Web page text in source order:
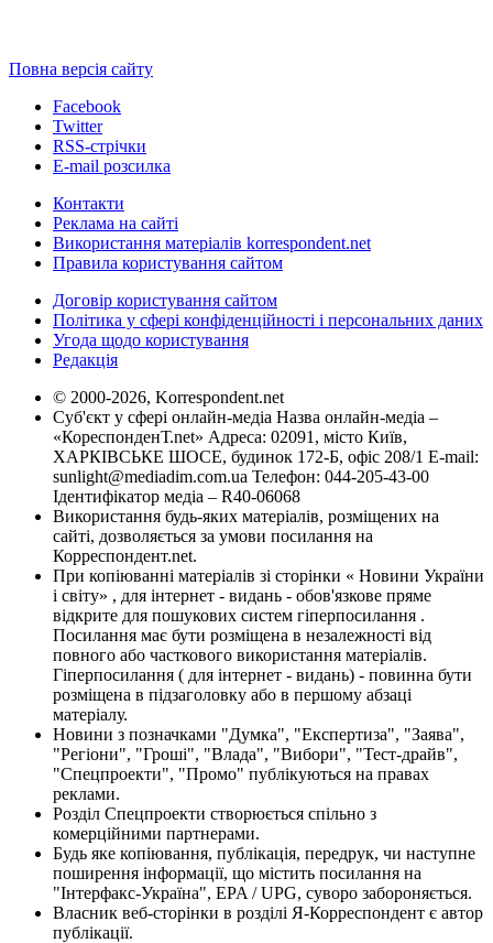
Повна версія сайту
Facebook
Twitter
RSS-стрічки
E-mail розсилка
Контакти
Реклама на сайті
Використання матеріалів korrespondent.net
Правила користування сайтом
Договір користування сайтом
Політика у сфері конфіденційності і персональних даних
Угода щодо користування
Редакція
© 2000-2026, Korrespondent.net
Суб'єкт у сфері онлайн-медіа Назва онлайн-медіа –
«КореспонденТ.net» Адреса: 02091, місто Київ,
ХАРКІВСЬКЕ ШОСЕ, будинок 172-Б, офіс 208/1 E-mail:
sunlight@mediadim.com.ua Телефон: 044-205-43-00
Ідентифікатор медіа – R40-06068
Використання будь-яких матеріалів, розміщених на
сайті, дозволяється за умови посилання на
Корреспондент.net.
При копіюванні матеріалів зі сторінки « Новини України
і світу» , для інтернет - видань - обов'язкове пряме
відкрите для пошукових систем гіперпосилання .
Посилання має бути розміщена в незалежності від
повного або часткового використання матеріалів.
Гіперпосилання ( для інтернет - видань) - повинна бути
розміщена в підзаголовку або в першому абзаці
матеріалу.
Новини з позначками "Думка", "Експертиза", "Заява",
"Регіони", "Гроші", "Влада", "Вибори", "Тест-драйв",
"Спецпроекти", "Промо" публікуються на правах
реклами.
Розділ Спецпроекти створюється спільно з
комерційними партнерами.
Будь яке копіювання, публікація, передрук, чи наступне
поширення інформації, що містить посилання на
"Інтерфакс-Україна", EPA / UPG, суворо забороняється.
Власник веб-сторінки в розділі Я-Корреспондент є автор
публікації.